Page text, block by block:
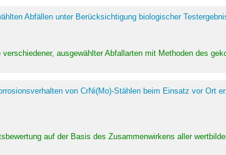
Abfällen unter Berücksichtigung biologischer
ausgewählter Abfallarten mit Methoden des
von CrNi(Mo)-Stählen beim Einsatz vor Ort
auf der Basis des Zusammenwirkens aller